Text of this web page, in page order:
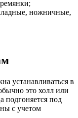
ножничные,
устанавливаться в
это холл или
подгоняется под
с учетом